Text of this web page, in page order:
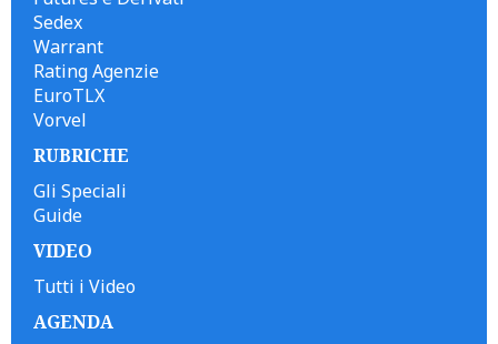
Sedex
Warrant
Rating Agenzie
EuroTLX
Vorvel
RUBRICHE
Gli Speciali
Guide
VIDEO
Tutti i Video
AGENDA